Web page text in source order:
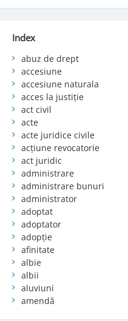
Index
abuz de drept
accesiune
accesiune naturala
acces la justiție
act civil
acte
acte juridice civile
acțiune revocatorie
act juridic
administrare
administrare bunuri
administrator
adoptat
adoptator
adopție
afinitate
albie
albii
aluviuni
amendă